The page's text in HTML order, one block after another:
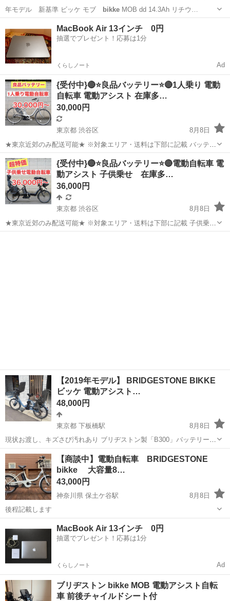
年モデル 新基準 ビッケ モブ
bikkeMOB dd 14.3Ah リチウ…
電動アシスト自転車 MOB
MacBook Air 13インチ 0円
抽選でプレゼント！応募は1分
くらしノート Ad
{受付中}🔴⭐️良品バッテリー⭐️🔴1人乗り 電動
自転車 電動アシスト 在庫多…
30,000円
東京都 渋谷区
8月8日
★東京近郊のみ配送可能★ ※対象エリア・送料は下部に記載 バッテリ
ーの状態が良いものを出品しています！ (新品と比較して、実用量が76
～100％のもの) 他の方はバッテリーの劣化した商品を 同価格帯で出...
東京 渋谷区 電動アシスト自転車 バッテリー
{受付中}🔴⭐️良品バッテリー⭐️🔴電動自転車 電
動アシスト 子供乗せ 在庫多…
36,000円
東京都 渋谷区
8月8日
★東京近郊のみ配送可能★ ※対象エリア・送料は下部に記載 子供乗せ
電動自転車(3人乗) 36,000円〜 子供乗せ電動自転車(2人乗) 43,000円〜
【2019年モデル】 BRIDGESTONE BIKKE
ビッケ 電動アシスト…
48,000円
東京都 下板橋駅
8月8日
現状お渡し、キズさび汚れあり ブリヂストン製「B300」バッテリーの
仕様は、定格電圧 36V ・容量 8.1Ah です（※25.2V 換算で約 11.5Ah
相当） バッテリー長押し診断→実力容量〜80％程度 ➕5000...
東京 豊島区 下板橋駅 電動アシスト自転車
【商談中】電動自転車 BRIDGESTONE
bikke 大容量8…
43,000円
神奈川県 保土ケ谷駅
8月8日
後程記載します
横浜市 保土ケ谷駅 電動アシスト自転車
MacBook Air 13インチ 0円
抽選でプレゼント！応募は1分
くらしノート Ad
ブリヂストン bikke MOB 電動アシスト自転
車 前後チャイルドシート付